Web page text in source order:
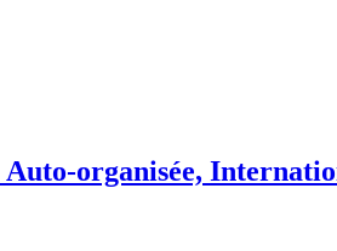
Auto-organisée, I